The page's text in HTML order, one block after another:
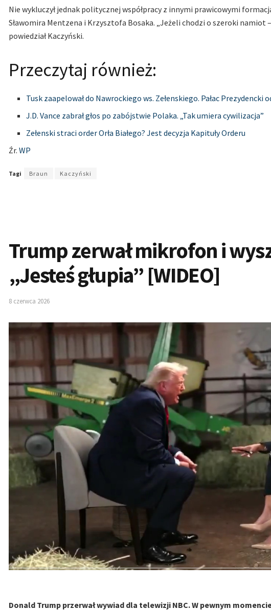
Nie wykluczył jednak politycznej współpracy z innymi prawicowymi
Sławomira Mentzena i Krzysztofa Bosaka. „Jeżeli chodzi o szeroki
powiedział Kaczyński.
Przeczytaj również:
Tusk zaapelował do Nawrockiego ws. Zełenskiego. Pałac Prezydencki
J.D. Vance zabrał głos po zabójstwie Polaka. „Tak umiera cywilizacja”
Zełenski straci order Orła Białego? Jest decyzja Kapituły Orderu
Źr. WP
Tagi Braun Kaczyński
Trump zerwał mikrofon i
„Jesteś głupia” [WIDEO]
8 czerwca 2026
Donald Trump przerwał wywiad dla telewizji NBC. W pewnym